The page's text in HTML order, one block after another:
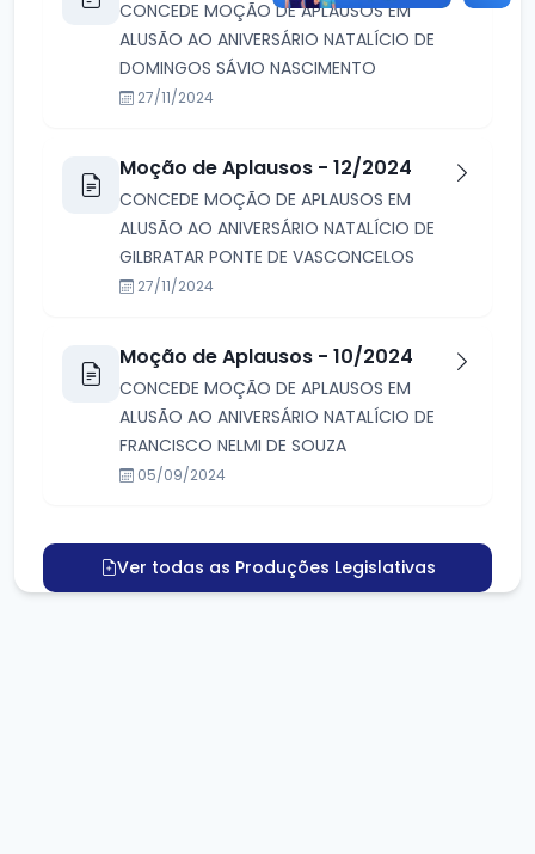
CONCEDE MOÇÃO DE APLAUSOS EM
ALUSÃO AO ANIVERSÁRIO NATALÍCIO DE
DOMINGOS SÁVIO NASCIMENTO
27/11/2024
Moção de Aplausos - 12/2024
CONCEDE MOÇÃO DE APLAUSOS EM
ALUSÃO AO ANIVERSÁRIO NATALÍCIO DE
GILBRATAR PONTE DE VASCONCELOS
27/11/2024
Moção de Aplausos - 10/2024
CONCEDE MOÇÃO DE APLAUSOS EM
ALUSÃO AO ANIVERSÁRIO NATALÍCIO DE
FRANCISCO NELMI DE SOUZA
05/09/2024
Ver todas as Produções Legislativas